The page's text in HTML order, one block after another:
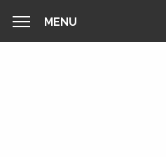
MENUMENU